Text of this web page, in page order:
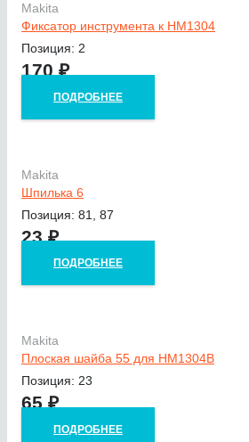
Makita
Фиксатор инструмента к HM1304
Позиция: 2
170₽
ПОДРОБНЕЕ
Makita
Шпилька 6
Позиция: 81, 87
23₽
ПОДРОБНЕЕ
Makita
Плоская шайба 55 для HM1304B
Позиция: 23
65₽
ПОДРОБНЕЕ